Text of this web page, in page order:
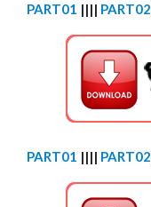
PART01 |||| PART02
PART01 |||| PART02